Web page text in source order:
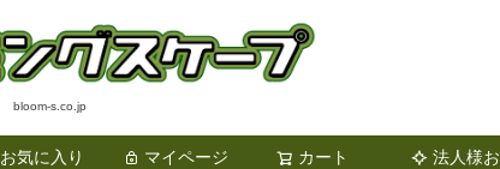
bloom-s.co.jp
お気に入り マイページ カート 法人様お